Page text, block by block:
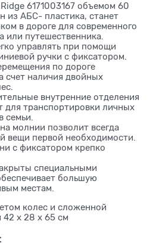
6171003167 объемом 60
из АБС- пластика, станет
в дороге для современного
или путешественника.
управлять при помощи
ручки с фиксатором.
по дороге
счет наличия двойных
внутренние отделения
для транспортировки личных
семьи.
молнии позволит всегда
вещи первой необходимости.
с фиксатором крепко
специальными
большую
местам.
колес и сложенной
42 x 28 x 65 см